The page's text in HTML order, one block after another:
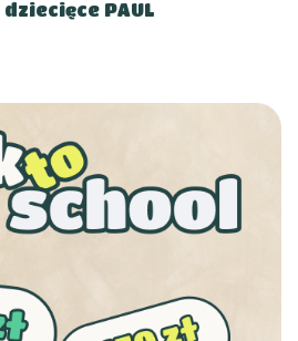
PAUL